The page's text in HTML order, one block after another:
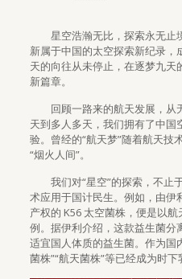
星空浩瀚无比，探索永无止
新属于中国的太空探索新纪录
天的向往从未停止，在逐梦九
新篇章。
回顾一路来的航天发展，从
天到多人多天，我们拥有了中国
验。曾经的“航天梦”随着航天技
“烟火人间”。
我们对“星空”的探索，不止
术应用于国计民生。例如，由伊
产权的 K56 太空菌株，便是以
例。据伊利介绍，这款益生菌分
适宜国人体质的益生菌。作为
菌株”“航天菌株”等已经成为时下